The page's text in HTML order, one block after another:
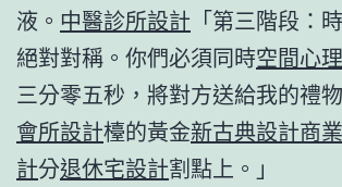
液。 中醫診所設計 「第三階段：
絕對對稱。你們必須同時空間心
三分零五秒，將對方送給我的禮
會所設計檯的黃金新古典設計商
計分退休宅設計割點上。」